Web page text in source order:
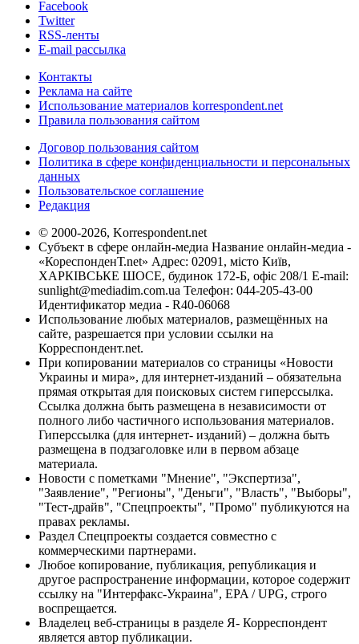
Facebook
Twitter
RSS-ленты
E-mail рассылка
Контакты
Реклама на сайте
Использование материалов korrespondent.net
Правила пользования сайтом
Договор пользования сайтом
Политика в сфере конфиденциальности и персональных
данных
Пользовательское соглашение
Редакция
© 2000-2026, Korrespondent.net
Субъект в сфере онлайн-медиа Название онлайн-медиа -
«КореспонденТ.net» Адрес: 02091, місто Київ,
ХАРКІВСЬКЕ ШОСЕ, будинок 172-Б, офіс 208/1 E-mail:
sunlight@mediadim.com.ua Телефон: 044-205-43-00
Идентификатор медиа - R40-06068
Использование любых материалов, размещённых на
сайте, разрешается при условии ссылки на
Корреспондент.net.
При копировании материалов со страницы «Новости
Украины и мира», для интернет-изданий – обязательна
прямая открытая для поисковых систем гиперссылка.
Ссылка должна быть размещена в независимости от
полного либо частичного использования материалов.
Гиперссылка (для интернет- изданий) – должна быть
размещена в подзаголовке или в первом абзаце
материала.
Новости с пометками "Мнение", "Экспертиза",
"Заявление", "Регионы", "Деньги", "Власть", "Выборы",
"Тест-драйв", "Спецпроекты", "Промо" публикуются на
правах рекламы.
Раздел Спецпроекты создается совместно с
коммерческими партнерами.
Любое копирование, публикация, републикация и
другое распространение информации, которое содержит
ссылку на "Интерфакс-Украина", EPA / UPG, строго
воспрещается.
Владелец веб-страницы в разделе Я- Корреспондент
является автор публикации.